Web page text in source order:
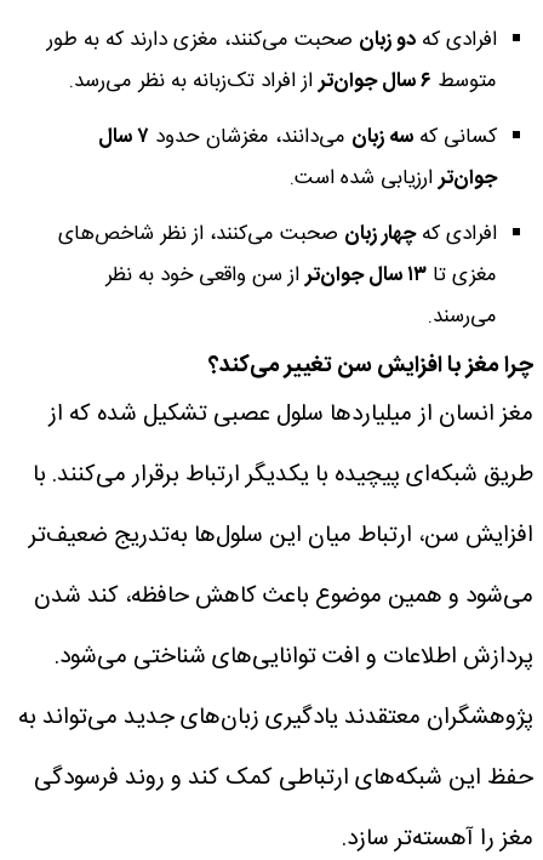
افرادی که دو زبان صحبت می‌کنند، مغزی دارند که به طور
متوسط ۶ سال جوان‌تر
از افراد تک‌زبانه به نظر می‌رسد.
کسانی که سه زبان می‌دانند، مغزشان حدود
۷ سال
جوان‌ترارزیابی شده است.
افرادی کهچهار زبان صحبت می‌کنند، از نظر شاخص‌های
مغزی تا ۱۳ سال جوان‌تر
از سن واقعی خود به نظر
می‌رسند.
چرا مغز با افزایش سن تغییر می‌کند؟
مغز انسان از میلیاردها سلول عصبی تشکیل شده که از
طریق شبکه‌ای پیچیده با یکدیگر ارتباط برقرار می‌کنند. با
افزایش سن، ارتباط میان این سلول‌ها به‌تدریج ضعیف‌تر
می‌شود و همین موضوع باعث کاهش حافظه، کند شدن
پردازش اطلاعات و افت توانایی‌های شناختی می‌شود.
پژوهشگران معتقدند یادگیری زبان‌های جدید می‌تواند به
حفظ این شبکه‌های ارتباطی کمک کند و روند فرسودگی
مغز را آهسته‌تر سازد.